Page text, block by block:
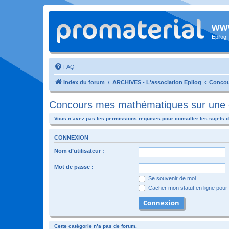
Epilog
FAQ
Index du forum ARCHIVES - L'association Epilog
Concours mes mathématiques sur une
Vous n’avez pas les permissions requises pour consulter les sujets
CONNEXION
Nom d’utilisateur :
Mot de passe :
Se souvenir de moi
Cacher mon statut en ligne
Cette catégorie n’a pas de forum.